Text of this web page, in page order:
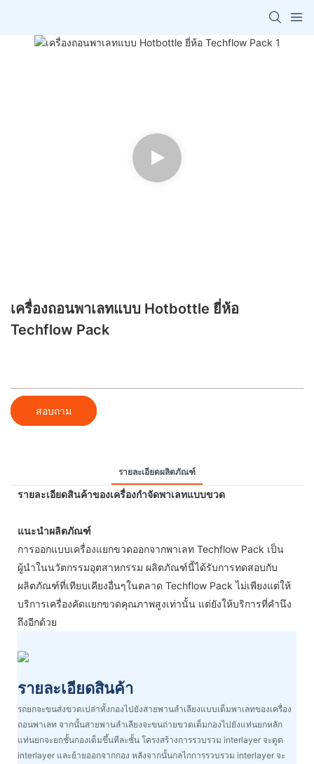
เครื่องถอนพาเลทแบบ Hotbottle ยี่ห้อ
Techflow Pack
สอบถาม
รายละเอียดผลิตภัณฑ์
รายละเอียดสินค้าของเครื่องกำจัดพาเลทแบบขวด
แนะนำผลิตภัณฑ์
การออกแบบเครื่องแยกขวดออกจากพาเลท Techflow Pack เป็น
ผู้นำในนวัตกรรมอุตสาหกรรม ผลิตภัณฑ์นี้ได้รับการทดสอบกับ
ผลิตภัณฑ์ที่เทียบเคียงอื่นๆในตลาด Techflow Pack ไม่เพียงแต่ให้
บริการเครื่องคัดแยกขวดคุณภาพสูงเท่านั้น แต่ยังให้บริการที่คำนึง
ถึงอีกด้วย
รายละเอียดสินค้า
รถยกจะขนส่งขวดเปล่าทั้งกองไปยังสายพานลำเลียงแบบเต็มพาเลทของเครื่อง
ถอนพาเลท จากนั้นสายพานลำเลียงจะขนถ่ายขวดเต็มกองไปยังแท่นยกหลัก
แท่นยกจะยกชั้นกองเต็มขึ้นทีละชั้น โครงสร้างการรวบรวม interlayer จะดูด
interlayer และย้ายออกจากกอง หลังจากนั้นกลไกการรวบรวม interlayer จะ